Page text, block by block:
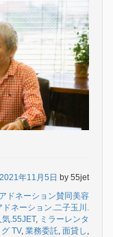
2021年11月5日 by 55jet
ドネーション賛同美容
ドネーション.二子玉川.
.55JET, ミラーレンタ
TV, 業務委託, 面貸し ,